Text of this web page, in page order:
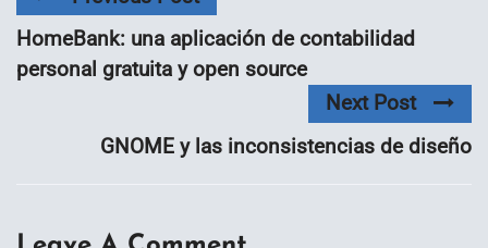
HomeBank: una aplicación de contabilidad
personal gratuita y open source
Next Post
GNOME y las inconsistencias de diseño